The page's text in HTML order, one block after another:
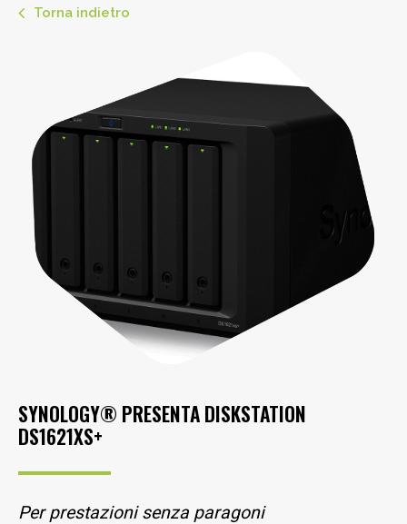
Torna indietro
SYNOLOGY® PRESENTA DISKSTATION
DS1621XS+
Per prestazioni senza paragoni